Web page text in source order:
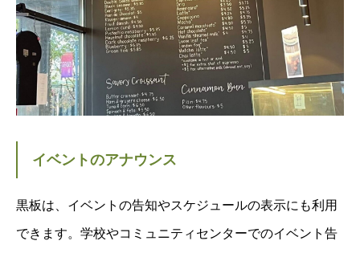
イベントのアナウンス
黒板は、イベントの告知やスケジュールの表示にも利用
できます。学校やコミュニティセンターでのイベント告